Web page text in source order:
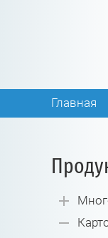
Главная